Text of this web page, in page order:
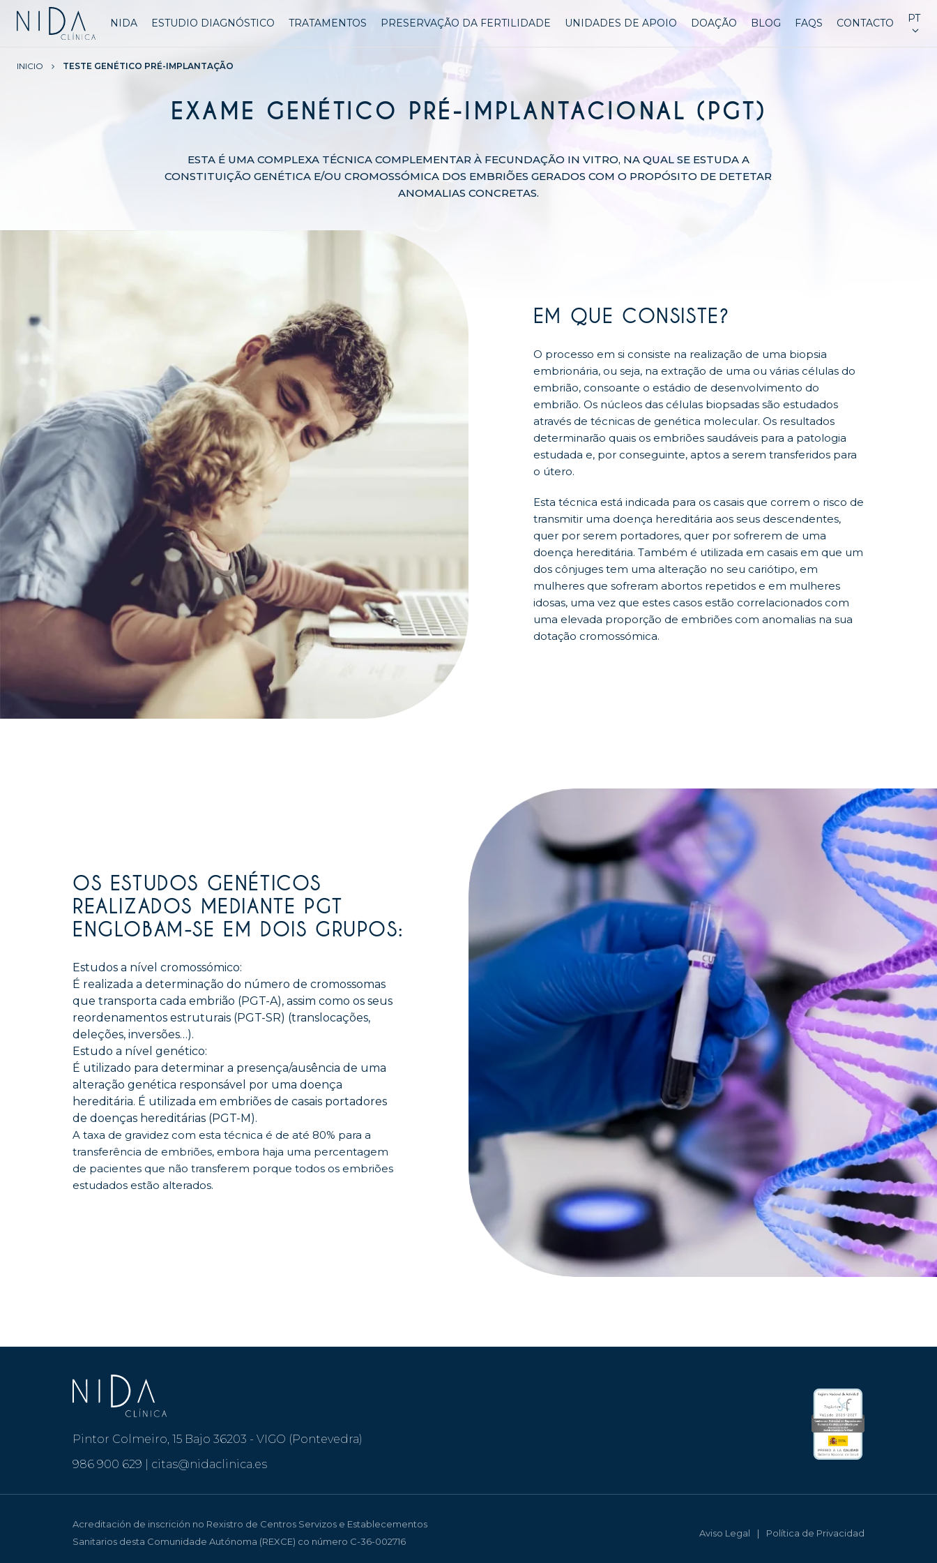
NIDA ESTUDIO DIAGNÓSTICO TRATAMENTOS PRESERVAÇÃO DA FERTILIDADE UNIDADES DE APOIO DOAÇÃO BLOG FAQS CONTACTO PT
INICIO TESTE GENÉTICO PRÉ-IMPLANTAÇÃO
EXAME GENÉTICO PRÉ-IMPLANTACIONAL (PGT)
ESTA É UMA COMPLEXA TÉCNICA COMPLEMENTAR À FECUNDAÇÃO IN VITRO, NA QUAL SE ESTUDA A
CONSTITUIÇÃO GENÉTICA E/OU CROMOSSÓMICA DOS EMBRIÕES GERADOS COM O PROPÓSITO DE DETETAR
ANOMALIAS CONCRETAS.
EM QUE CONSISTE?
O processo em si consiste na realização de uma biopsia
embrionária, ou seja, na extração de uma ou várias células do
embrião, consoante o estádio de desenvolvimento do
embrião. Os núcleos das células biopsadas são estudados
através de técnicas de genética molecular. Os resultados
determinarão quais os embriões saudáveis para a patologia
estudada e, por conseguinte, aptos a serem transferidos para
o útero.
Esta técnica está indicada para os casais que correm o risco de
transmitir uma doença hereditária aos seus descendentes,
quer por serem portadores, quer por sofrerem de uma
doença hereditária. Também é utilizada em casais em que um
dos cônjuges tem uma alteração no seu cariótipo, em
mulheres que sofreram abortos repetidos e em mulheres
idosas, uma vez que estes casos estão correlacionados com
uma elevada proporção de embriões com anomalias na sua
dotação cromossómica.
OS ESTUDOS GENÉTICOS
REALIZADOS MEDIANTE PGT
ENGLOBAM-SE EM DOIS GRUPOS:
Estudos a nível cromossómico:
É realizada a determinação do número de cromossomas
que transporta cada embrião (PGT-A), assim como os seus
reordenamentos estruturais (PGT-SR) (translocações,
deleções, inversões…).
Estudo a nível genético:
É utilizado para determinar a presença/ausência de uma
alteração genética responsável por uma doença
hereditária. É utilizada em embriões de casais portadores
de doenças hereditárias (PGT-M).
A taxa de gravidez com esta técnica é de até 80% para a
transferência de embriões, embora haja uma percentagem
de pacientes que não transferem porque todos os embriões
estudados estão alterados.
Pintor Colmeiro, 15 Bajo 36203 - VIGO (Pontevedra)
986 900 629
citas@nidaclinica.es
Acreditación de inscrición no Rexistro de Centros Servizos e Establecementos
Sanitarios desta Comunidade Autónoma (REXCE) co número C-36-002716
Aviso Legal Política de Privacidad